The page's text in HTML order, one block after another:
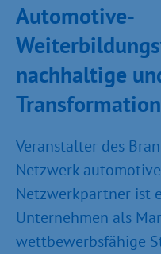
Automotive-
nachhaltige
Veranstalter des
Netzwerk
Netzwerkpartner ist
Unternehmen als
wettbewerbsfähige